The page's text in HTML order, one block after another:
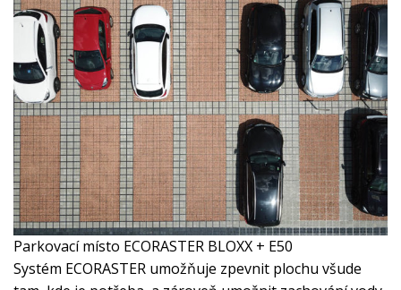
Parkovací místo ECORASTER BLOXX + E50
Systém ECORASTER umožňuje zpevnit plochu všude